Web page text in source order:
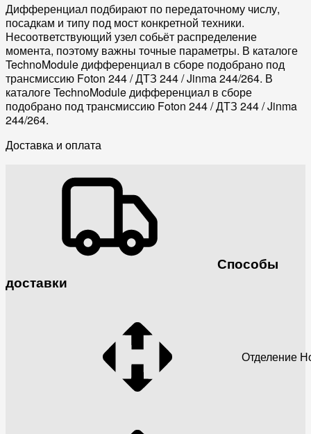
Дифференциал подбирают по передаточному числу,
посадкам и типу под мост конкретной техники.
Несоответствующий узел собьёт распределение
момента, поэтому важны точные параметры. В каталоге
TechnoModule дифференциал в сборе подобрано под
трансмиссию Foton 244 / ДТЗ 244 / Jinma 244/264. В
каталоге TechnoModule дифференциал в сборе
подобрано под трансмиссию Foton 244 / ДТЗ 244 / Jinma
244/264.
Доставка и оплата
Способы
доставки
Отделение